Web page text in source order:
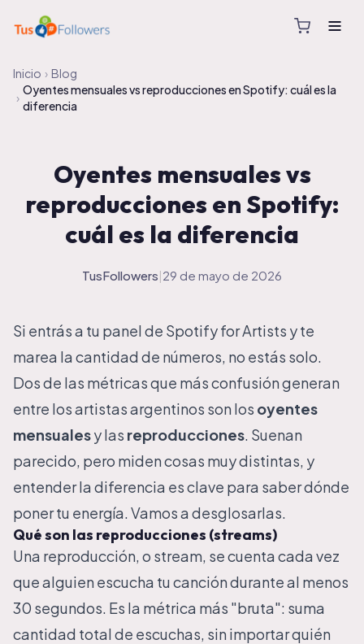
Inicio › Blog
›
Oyentes mensuales vs reproducciones en Spotify: cuál es la
diferencia
Oyentes mensuales vs
reproducciones en Spotify:
cuál es la diferencia
TusFollowers|29 de mayo de 2026
Si entrás a tu panel de Spotify for Artists y te
marea la cantidad de números, no estás solo.
Dos de las métricas que más confusión generan
entre los artistas argentinos son los oyentes
mensualesy las reproducciones. Suenan
parecido, pero miden cosas muy distintas, y
entender la diferencia es clave para saber dónde
poner tu energía. Vamos a desglosarlas.
Qué son las reproducciones (streams)
Una reproducción, o stream, se cuenta cada vez
que alguien escucha tu canción durante al menos
30 segundos. Es la métrica más "bruta": suma
cantidad total de escuchas, sin importar quién